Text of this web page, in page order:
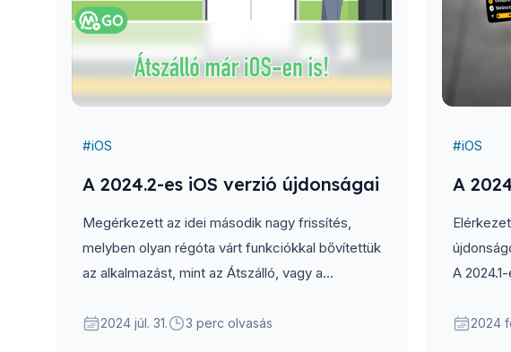
#iOS
A 2024.2-es iOS verzió újdonságai
Megérkezett az idei második nagy frissítés,
melyben olyan régóta várt funkciókkal bővítettük
az alkalmazást, mint az Átszálló, vagy a...
2024 júl. 31. 3 perc olvasás
#iOS
A
A
2024